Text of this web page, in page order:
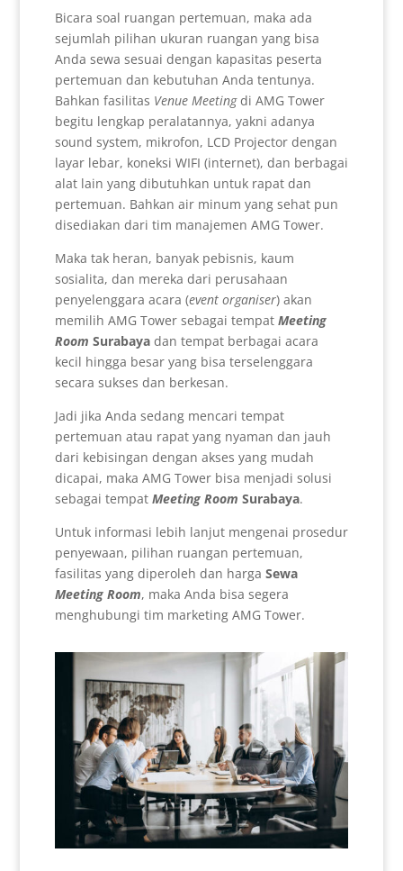
Bicara soal ruangan pertemuan, maka ada
sejumlah pilihan ukuran ruangan yang bisa
Anda sewa sesuai dengan kapasitas peserta
pertemuan dan kebutuhan Anda tentunya.
Bahkan fasilitas Venue Meetingdi AMG Tower
begitu lengkap peralatannya, yakni adanya
sound system, mikrofon, LCD Projector dengan
layar lebar, koneksi WIFI (internet), dan berbagai
alat lain yang dibutuhkan untuk rapat dan
pertemuan. Bahkan air minum yang sehat pun
disediakan dari tim manajemen AMG Tower.
Maka tak heran, banyak pebisnis, kaum
sosialita, dan mereka dari perusahaan
penyelenggara acara (event organiser) akan
memilih AMG Tower sebagai tempat Meeting
Room Surabayadan tempat berbagai acara
kecil hingga besar yang bisa terselenggara
secara sukses dan berkesan.
Jadi jika Anda sedang mencari tempat
pertemuan atau rapat yang nyaman dan jauh
dari kebisingan dengan akses yang mudah
dicapai, maka AMG Tower bisa menjadi solusi
sebagai tempat Meeting Room Surabaya.
Untuk informasi lebih lanjut mengenai prosedur
penyewaan, pilihan ruangan pertemuan,
fasilitas yang diperoleh dan harga Sewa
Meeting Room, maka Anda bisa segera
menghubungi tim marketing AMG Tower.